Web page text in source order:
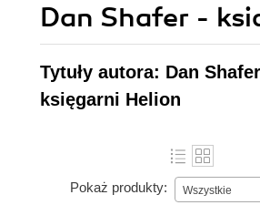
Dan Shafer -
Tytuły autora: Dan
księgarni Helion
Pokaż produkty: Wszystkie